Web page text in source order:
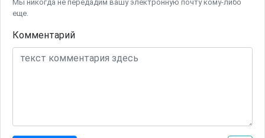
Мы никогда не передадим вашу электронную почту кому-либо
еще.
Комментарий